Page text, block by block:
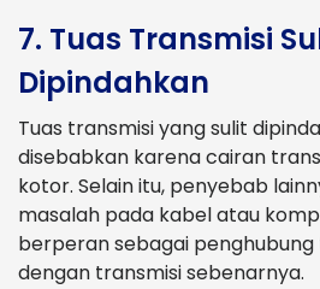
7. Tuas Transmisi
Dipindahkan
Tuas transmisi yang sulit
disebabkan karena cairan
kotor. Selain itu, penyebab
masalah pada kabel atau
berperan sebagai
dengan transmisi sebenarnya.